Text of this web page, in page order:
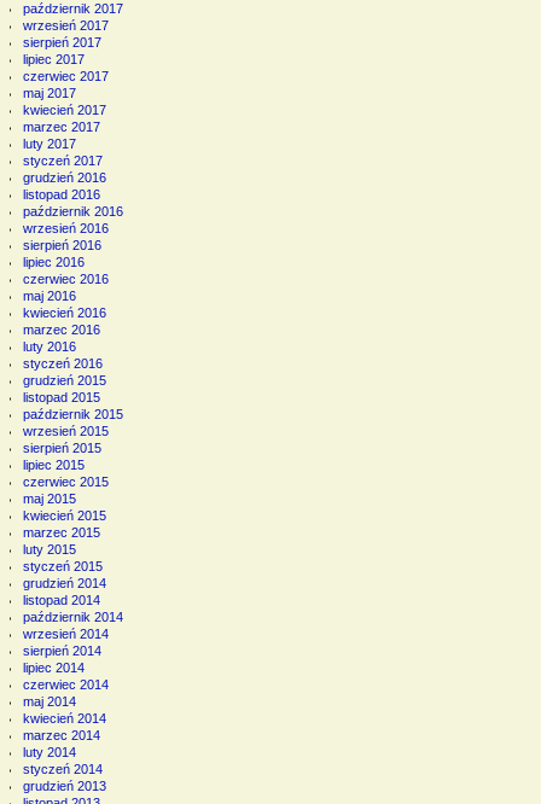
październik 2017
wrzesień 2017
sierpień 2017
lipiec 2017
czerwiec 2017
maj 2017
kwiecień 2017
marzec 2017
luty 2017
styczeń 2017
grudzień 2016
listopad 2016
październik 2016
wrzesień 2016
sierpień 2016
lipiec 2016
czerwiec 2016
maj 2016
kwiecień 2016
marzec 2016
luty 2016
styczeń 2016
grudzień 2015
listopad 2015
październik 2015
wrzesień 2015
sierpień 2015
lipiec 2015
czerwiec 2015
maj 2015
kwiecień 2015
marzec 2015
luty 2015
styczeń 2015
grudzień 2014
listopad 2014
październik 2014
wrzesień 2014
sierpień 2014
lipiec 2014
czerwiec 2014
maj 2014
kwiecień 2014
marzec 2014
luty 2014
styczeń 2014
grudzień 2013